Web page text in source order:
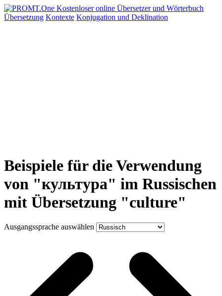
Übersetzung Kontexte Konjugation und Deklination
Beispiele für die Verwendung
von "культура" im Russischen
mit Übersetzung "culture"
Ausgangssprache auswählen